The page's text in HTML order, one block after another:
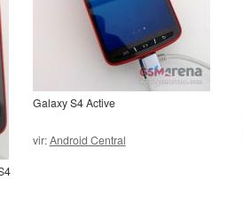
Galaxy S4 Active
vir:Android Central